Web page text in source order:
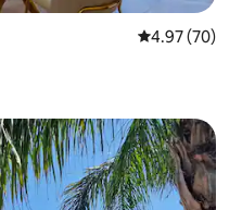
คะแนนเฉลี่ย
4.97 (70)